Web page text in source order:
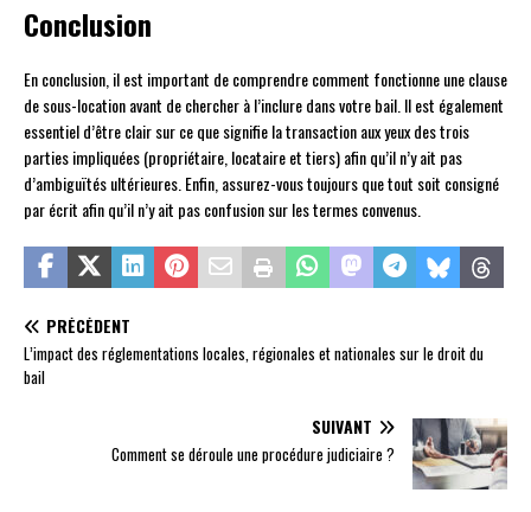
Conclusion
En conclusion, il est important de comprendre comment fonctionne une clause
de sous-location avant de chercher à l’inclure dans votre bail. Il est également
essentiel d’être clair sur ce que signifie la transaction aux yeux des trois
parties impliquées (propriétaire, locataire et tiers) afin qu’il n’y ait pas
d’ambiguïtés ultérieures. Enfin, assurez-vous toujours que tout soit consigné
par écrit afin qu’il n’y ait pas confusion sur les termes convenus.
PRÉCÉDENT
L’impact des réglementations locales, régionales et nationales sur le droit du
bail
SUIVANT
Comment se déroule une procédure judiciaire ?